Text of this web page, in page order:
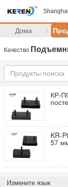
Дома
Качество
КР-
KR-
57
Измените язык